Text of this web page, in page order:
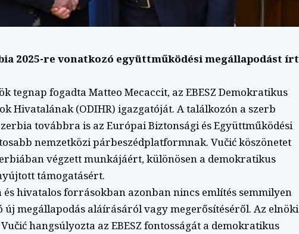
2025-re vonatkozó együttműködési megállapodást írt
tegnap fogadta Matteo Mecaccit, az EBESZ Demokratikus
Hivatalának (ODIHR) igazgatóját. A találkozón a szerb
továbbra is az Európai Biztonsági és Együttműködési
nemzetközi párbeszédplatformnak. Vučić köszönetet
végzett munkájáért, különösen a demokratikus
támogatásért.
és hivatalos forrásokban azonban nincs említés semmilyen
megállapodás aláírásáról vagy megerősítéséről. Az elnöki
hangsúlyozta az EBESZ fontosságát a demokratikus